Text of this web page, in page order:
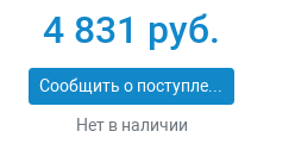
Pro Matrix 731073
4 831 руб.
Сообщить о поступлении
Нет в наличии